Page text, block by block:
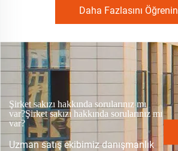
Daha Fazlasını
Şirket sakızı hakkında sorularınız mı
var?Şirket sakızı hakkında sorularınız mı
var?
Uzman satış ekibimiz danışmanlık